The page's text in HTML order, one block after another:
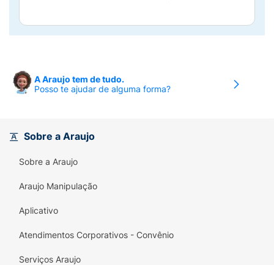
A Araujo tem de tudo.
Posso te ajudar de alguma forma?
Sobre a Araujo
Sobre a Araujo
Araujo Manipulação
Aplicativo
Atendimentos Corporativos - Convênio
Serviços Araujo